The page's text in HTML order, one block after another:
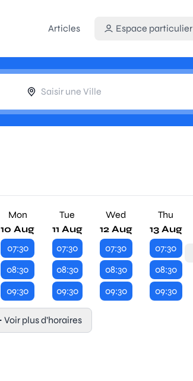
Articles
Espace particulier
Mon
10 Aug
07:30
08:30
09:30
Tue
11 Aug
07:30
08:30
09:30
Wed
12 Aug
07:30
08:30
09:30
Thu
13 Aug
07:30
08:30
09:30
Voir plus d’horaires